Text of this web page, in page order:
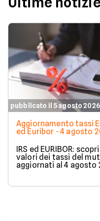
pubblicato il 5 agosto 2026
Aggiornamento tassi
ed Euribor - 4 agosto
IRS ed EURIBOR:
valori dei tassi del
aggiornati al 4 agosto